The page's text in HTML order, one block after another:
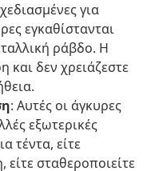
για
εγκαθίστανται
ράβδο. Η
και δεν χρειάζεστε
: Αυτές οι άγκυρες
εξωτερικές
τέντα, είτε
σταθεροποιείτε